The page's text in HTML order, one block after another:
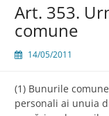
Art. 353.
comune
14/05/2011
(1) Bunurile
personali ai unuia